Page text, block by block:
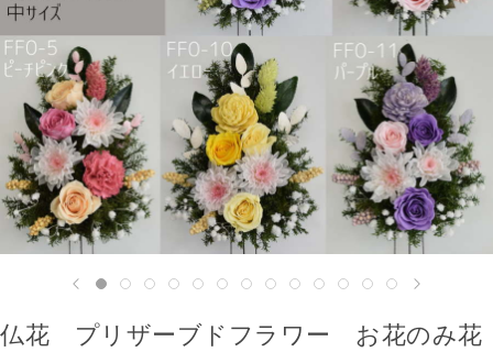
仏花 プリザーブドフラワー お花のみ花